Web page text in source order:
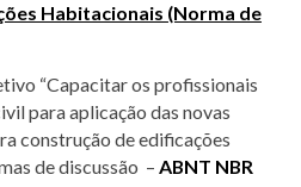
Habitacionais (Norma de
“Capacitar os profissionais
para aplicação das novas
construção de edificações
de discussão – ABNT NBR